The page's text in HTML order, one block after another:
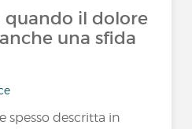
quando il dolore
una sfida
spesso descritta in